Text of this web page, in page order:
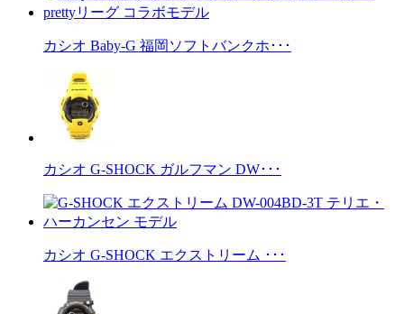
カシオ Baby-G 福岡ソフトバンクホ･･･
カシオ G-SHOCK ガルフマン DW･･･
カシオ G-SHOCK エクストリーム ･･･